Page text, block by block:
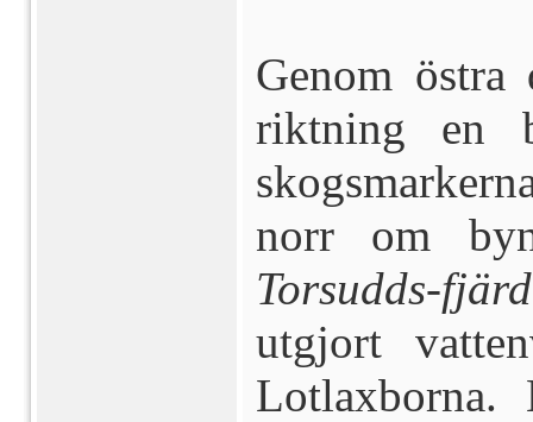
Genom
riktning en
norr om
Torsudds-
utgjort
Lotlaxborna.